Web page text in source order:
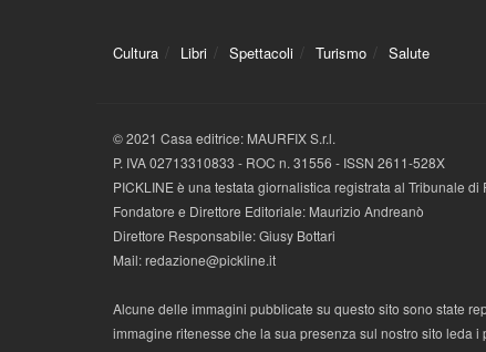
Cultura Libri Spettacoli Turismo Salute
© 2021 Casa editrice: MAURFIX S.r.l.
P. IVA 02713310833 - ROC n. 31556 - ISSN 2611-528X
PICKLINE è una testata giornalistica registrata al Tribunale
Fondatore e Direttore Editoriale: Maurizio Andreanò
Direttore Responsabile: Giusy Bottari
Mail: redazione@pickline.it
Alcune delle immagini pubblicate su questo sito sono state
immagine ritenesse che la sua presenza sul nostro sito leda